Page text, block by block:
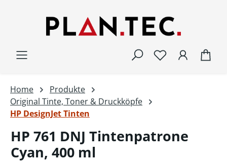
Home
Produkte
Original Tinte, Toner & Druckköpfe
HP DesignJet Tinten
HP 761 DNJ Tintenpatrone
Cyan, 400 ml